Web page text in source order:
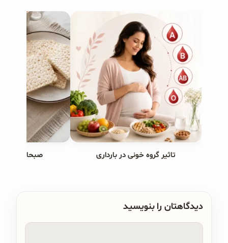
تاثیر گروه خونی در بارداری صبحانه های
دیدگاهتان را بنویسید